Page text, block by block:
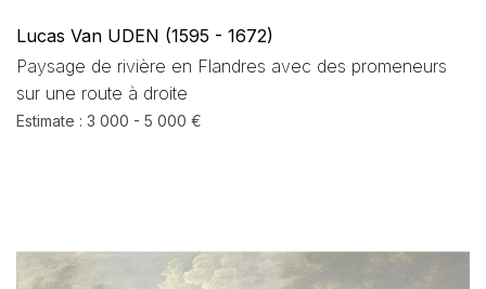
Lucas Van UDEN (1595 - 1672)
Paysage de rivière en Flandres avec des promeneurs
sur une route à droite
Estimate : 3 000 - 5 000 €